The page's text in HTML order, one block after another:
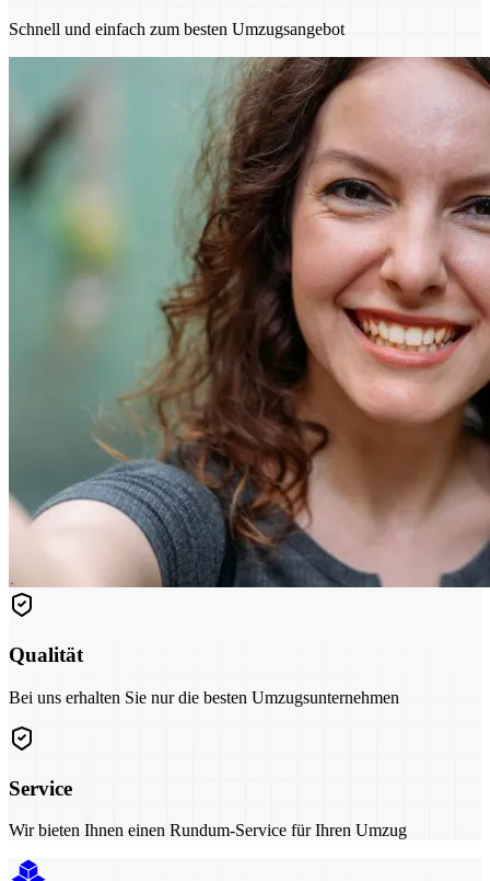
Schnell und einfach zum besten Umzugsangebot
Qualität
Bei uns erhalten Sie nur die besten Umzugsunternehmen
Service
Wir bieten Ihnen einen Rundum-Service für Ihren Umzug